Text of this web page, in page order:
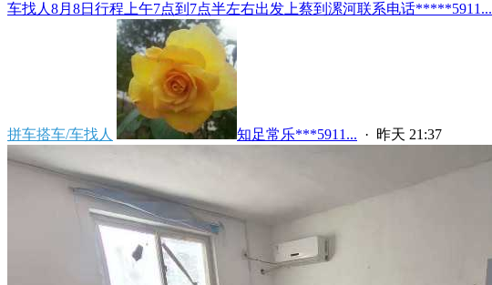
车找人8月8日行程上午7点到7点半左右出发上蔡到漯河联系电话*****5911...
拼车搭车/车找人 知足常乐***5911... · 昨天 21:37